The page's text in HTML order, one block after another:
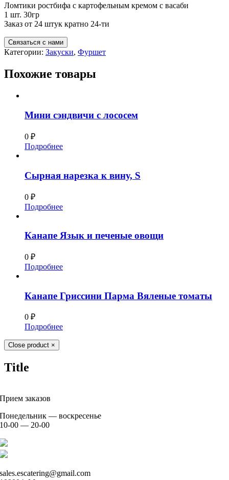
Ломтики ростбифа с картофельным кремом с васаби
1 шт. 30гр
Заказ от 24 штук кратно 24-ти
Связаться с нами
Категории: Закуски, Фуршет
Похожие товары
Мини сэндвичи с лососем
0 ₽
Подробнее
Сырная нарезка к вину, S
0 ₽
Подробнее
Канапе Язык и печеные овощи
0 ₽
Подробнее
Канапе Гриссини Парма Вяленые томаты
0 ₽
Подробнее
Close product ×
Title
Прием заказов
Понедельник — воскресенье
10-00 — 20-00
sales.escatering@gmail.com